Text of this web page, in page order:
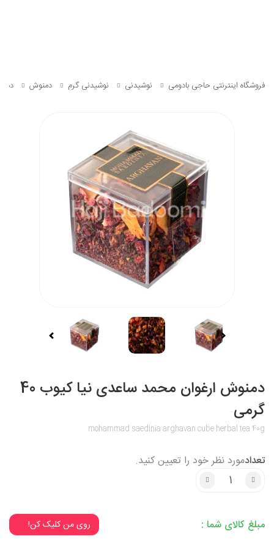
فروشگاه اینترنتی حاجی بادومی نوشیدنی نوشیدنی گرم دمنوش
دمنوش ارغوان محمد ساعدی نیا کیوب 40
گرمی
mohammad saedinia arghavan cube herbal tea 40g
تعدادمورد نظر خود را تعیین کنید.
مبلغ کالای شما :
روی من کلیک کن!